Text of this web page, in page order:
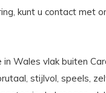
kunt u contact met
in Wales vlak buiten
stijlvol, speels,